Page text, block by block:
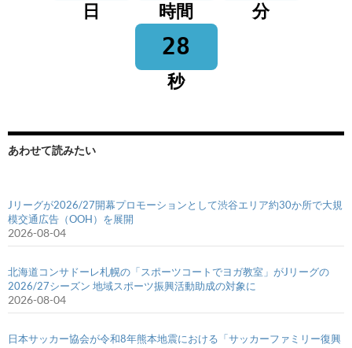
日 時間 分
28
秒
あわせて読みたい
Jリーグが2026/27開幕プロモーションとして渋谷エリア約30か所で大規
模交通広告（OOH）を展開
2026-08-04
北海道コンサドーレ札幌の「スポーツコートでヨガ教室」がJリーグの
2026/27シーズン 地域スポーツ振興活動助成の対象に
2026-08-04
日本サッカー協会が令和8年熊本地震における「サッカーファミリー復興